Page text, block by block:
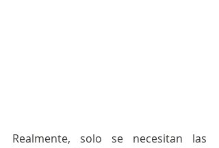
Realmente, solo se necesitan las